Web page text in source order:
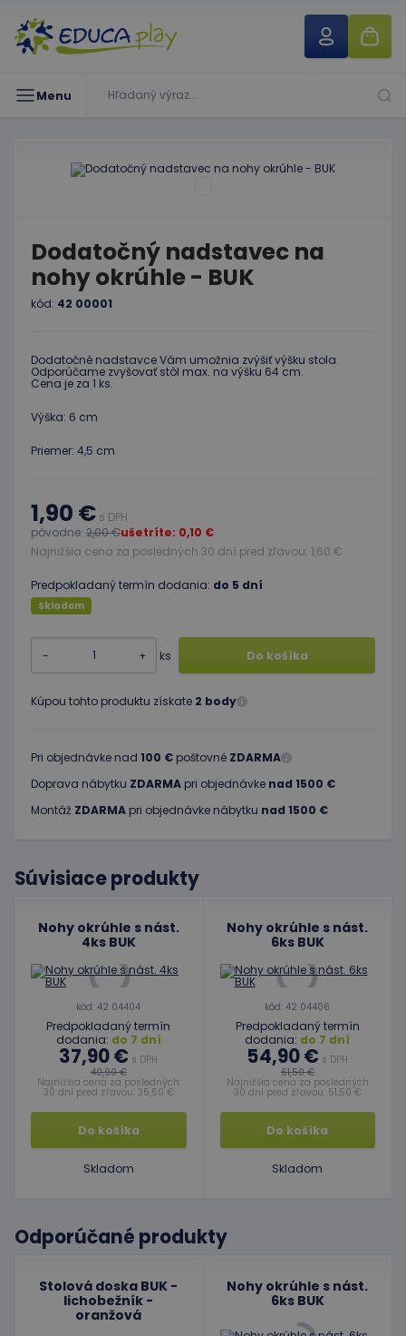
Menu
Dodatočný nadstavec na
nohy okrúhle - BUK
kód: 42 00001
Dodatočné nadstavce Vám umožnia zvýšiť výšku stola.
Odporúčame zvyšovať stôl max. na výšku 64 cm.
Cena je za 1 ks.
Výška: 6 cm
Priemer: 4,5 cm
1,90 € s DPH
pôvodne: 2,00 €ušetríte: 0,10 €
Najnižšia cena za posledných 30 dní pred zľavou: 1,60 €
Predpokladaný termín dodania: do 5 dní
Skladom
- + ks Do košíka
Kúpou tohto produktu získate 2 body
Pri objednávke nad 100 € poštovné ZDARMA
Doprava nábytku ZDARMA pri objednávke nad 1500 €
Montáž ZDARMA pri objednávke nábytku nad 1500 €
Súvisiace produkty
Nohy okrúhle s nást.
4ks BUK
kód: 42 04404
Predpokladaný termín
dodania: do 7 dní
37,90 € s DPH
40,90 €
Najnižšia cena za posledných
30 dní pred zľavou: 35,50 €
Do košíka
Skladom
Nohy okrúhle s nást.
6ks BUK
kód: 42 04406
Predpokladaný termín
dodania: do 7 dní
54,90 € s DPH
61,50 €
Najnižšia cena za posledných
30 dní pred zľavou: 51,50 €
Do košíka
Skladom
Odporúčané produkty
Stolová doska BUK -
lichobežník -
oranžová
Nohy okrúhle s nást.
6ks BUK